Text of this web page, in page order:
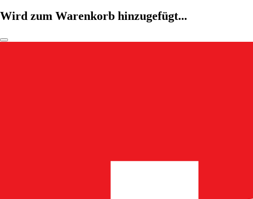
Wird zum Warenkorb hinzugefügt...